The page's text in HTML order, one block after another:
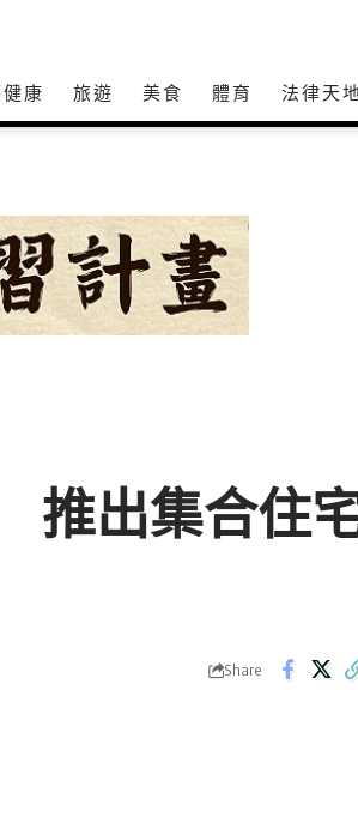
康 旅遊 美食 體育 法律天
出集合住
Share